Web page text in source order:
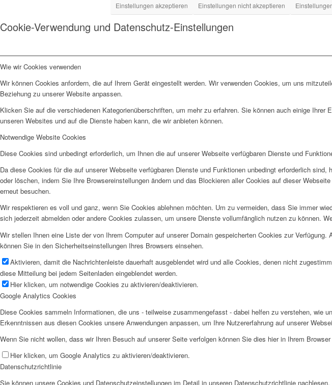
Einstellungen akzeptieren Einstellungen nicht akzeptieren
Cookie-Verwendung und Datenschutz-Einstellungen
Wie wir Cookies verwenden
Wir können Cookies anfordern, die auf Ihrem Gerät eingestellt werden. Wir verwenden Cookies, um uns
Beziehung zu unserer Website anpassen.
Klicken Sie auf die verschiedenen Kategorienüberschriften, um mehr zu erfahren. Sie können auch einige
unseren Websites und auf die Dienste haben kann, die wir anbieten können.
Notwendige Website Cookies
Diese Cookies sind unbedingt erforderlich, um Ihnen die auf unserer Webseite verfügbaren Dienste und
Da diese Cookies für die auf unserer Webseite verfügbaren Dienste und Funktionen unbedingt erforderlich
oder löschen, indem Sie Ihre Browsereinstellungen ändern und das Blockieren aller Cookies auf dieser
erneut besuchen.
Wir respektieren es voll und ganz, wenn Sie Cookies ablehnen möchten. Um zu vermeiden, dass Sie immer
sich jederzeit abmelden oder andere Cookies zulassen, um unsere Dienste vollumfänglich nutzen zu können.
Wir stellen Ihnen eine Liste der von Ihrem Computer auf unserer Domain gespeicherten Cookies zur
können Sie in den Sicherheitseinstellungen Ihres Browsers einsehen.
Aktivieren, damit die Nachrichtenleiste dauerhaft ausgeblendet wird und alle Cookies, denen nicht
diese Mitteilung bei jedem Seitenladen eingeblendet werden.
Hier klicken, um notwendige Cookies zu aktivieren/deaktivieren.
Google Analytics Cookies
Diese Cookies sammeln Informationen, die uns - teilweise zusammengefasst - dabei helfen zu verstehen,
Erkenntnissen aus diesen Cookies unsere Anwendungen anpassen, um Ihre Nutzererfahrung auf unserer
Wenn Sie nicht wollen, dass wir Ihren Besuch auf unserer Seite verfolgen können Sie dies hier in Ihrem
Hier klicken, um Google Analytics zu aktivieren/deaktivieren.
Datenschutzrichtlinie
Sie können unsere Cookies und Datenschutzeinstellungen im Detail in unseren Datenschutzrichtlinie nachlesen.